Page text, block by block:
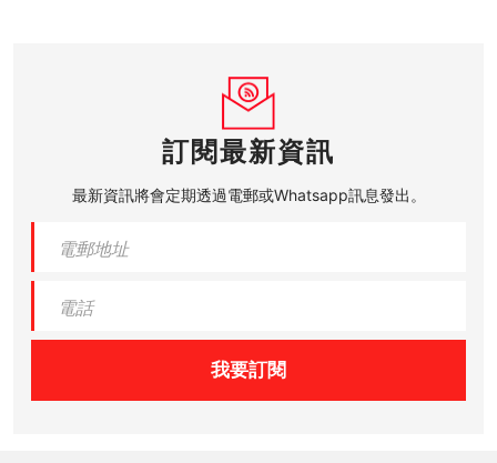
訂閱最新資訊
最新資訊將會定期透過電郵或Whatsapp訊息發出。
我要訂閱